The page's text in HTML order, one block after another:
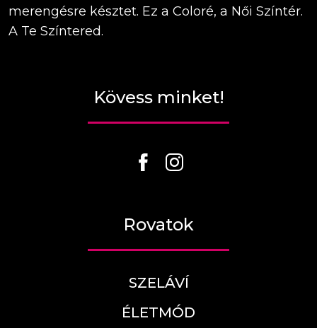
merengésre késztet. Ez a Coloré, a Női Színtér.
A Te Színtered.
Kövess minket!
Rovatok
SZELÁVÍ
ÉLETMÓD